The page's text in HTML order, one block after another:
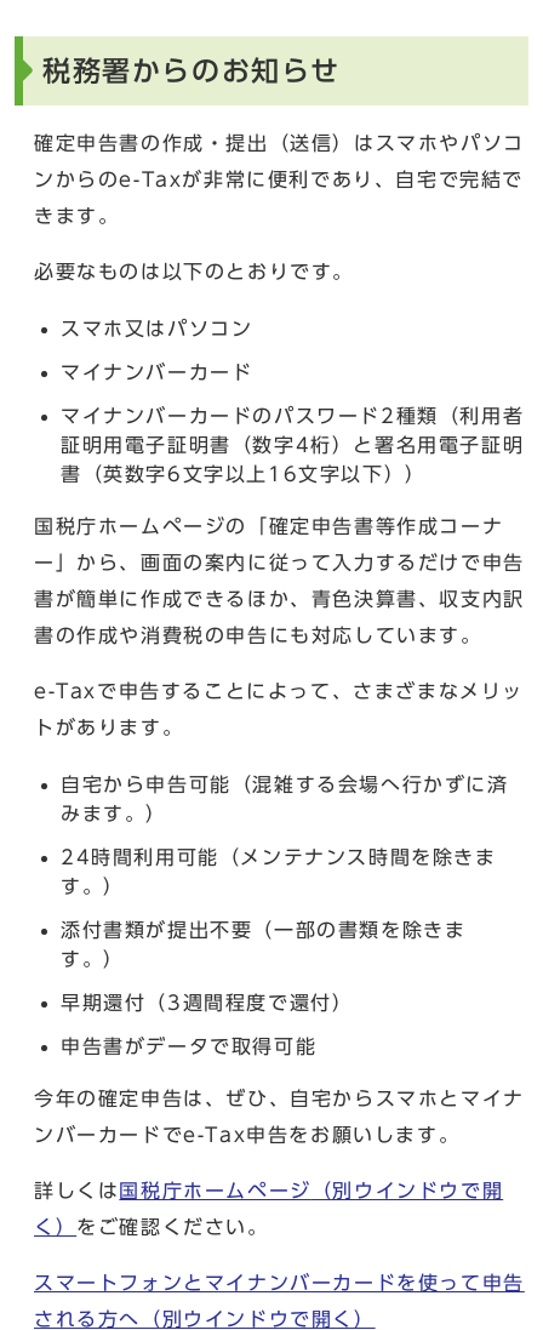
税務署からのお知らせ
確定申告書の作成・提出（送信）はスマホやパソコ
ンからのe-Taxが非常に便利であり、自宅で完結で
きます。
必要なものは以下のとおりです。
スマホ又はパソコン
マイナンバーカード
マイナンバーカードのパスワード2種類（利用者
証明用電子証明書（数字4桁）と署名用電子証明
書（英数字6文字以上16文字以下））
国税庁ホームページの「確定申告書等作成コーナ
ー」から、画面の案内に従って入力するだけで申告
書が簡単に作成できるほか、青色決算書、収支内訳
書の作成や消費税の申告にも対応しています。
e-Taxで申告することによって、さまざまなメリッ
トがあります。
自宅から申告可能（混雑する会場へ行かずに済
みます。）
24時間利用可能（メンテナンス時間を除きま
す。）
添付書類が提出不要（一部の書類を除きま
す。）
早期還付（3週間程度で還付）
申告書がデータで取得可能
今年の確定申告は、ぜひ、自宅からスマホとマイナ
ンバーカードでe-Tax申告をお願いします。
詳しくは 国税庁ホームページ
（別ウインドウで開
く） をご確認ください。
スマートフォンとマイナンバーカードを使って申告
される方へ
（別ウインドウで開く）